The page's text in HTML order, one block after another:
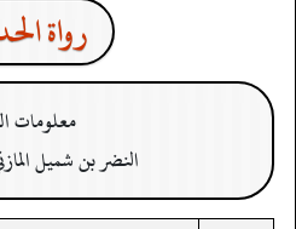
رواة
معلومات
النضر بن شميل